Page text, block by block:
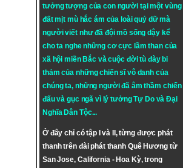
tưởng tượng của con người tại một vùng
đất mịt mù hắc ám của loài quỷ dữ mà
người viết như đã đội mồ sống dậy kể
cho ta nghe những cơ cực lầm than của
xã hội miền Bắc và cuộc đời tù đày bi
thảm của những chiến sĩ vô danh của
chúng ta, những người đã âm thầm chiến
đấu và gục ngã vì lý tưởngTự DovàĐại
Nghĩa Dân Tộc...
Ở đây chỉ có tập I và II, từng được phát
thanh trên đài phát thanh Quê Hương từ
San Jose, California - Hoa Kỳ, trong